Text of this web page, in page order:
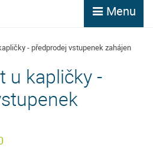
Menu
- předprodej vstupenek zahájen
u kapličky -